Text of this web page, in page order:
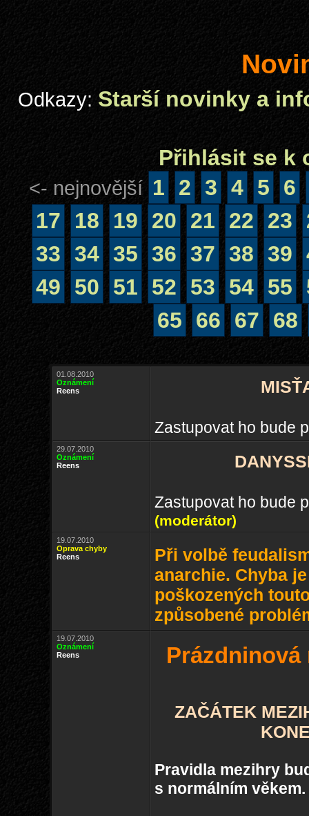
Odkazy: Starší novinky a
Přihlásit se k
<- nejnovější 1 2 3 4 5
6
17
18 19 20 21 22 23
33 34 35 36 37 38 39
49
50 51 52 53 54 55
65
66 67 68
01.08.2010
Oznámení
Reens
Zastupovat ho bude
29.07.2010
Oznámení
Reens
Zastupovat ho bude
(moderátor)
19.07.2010
Oprava chyby
Reens
Při volbě
anarchie. Chyba
poškozených
způsobené
19.07.2010
Oznámení
Reens
Prázdninová
ZAČÁTEK
Pravidla mezihry
s normálním věkem.